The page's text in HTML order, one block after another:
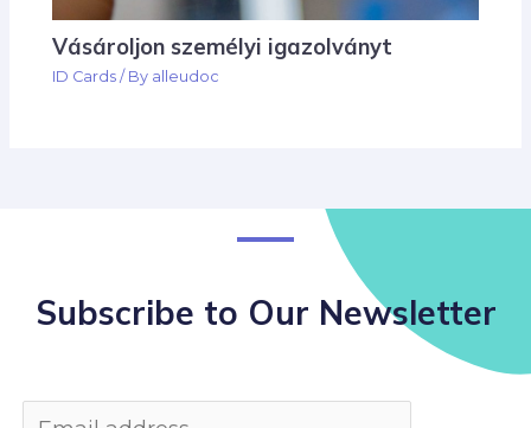
Vásároljon személyi igazolványt
ID Cards / By alleudoc
Subscribe to Our Newsletter